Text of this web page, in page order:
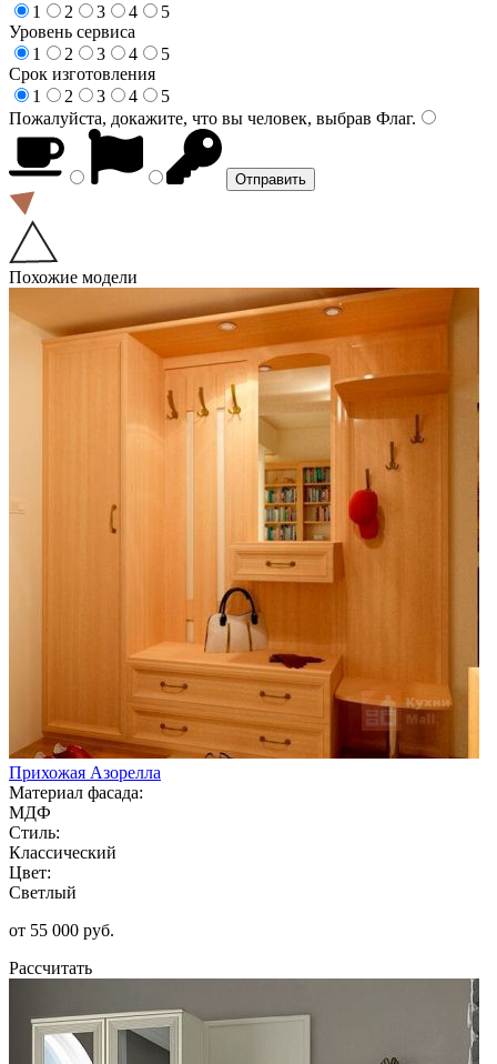
1
2 3 4
5
Уровень сервиса
1
2 3 4
5
Срок изготовления
1
2 3 4
5
Пожалуйста, докажите, что вы человек, выбрав Флаг.
Похожие модели
Прихожая Азорелла
Материал фасада:
МДФ
Стиль:
Классический
Цвет:
Светлый
от 55 000 руб.
Рассчитать